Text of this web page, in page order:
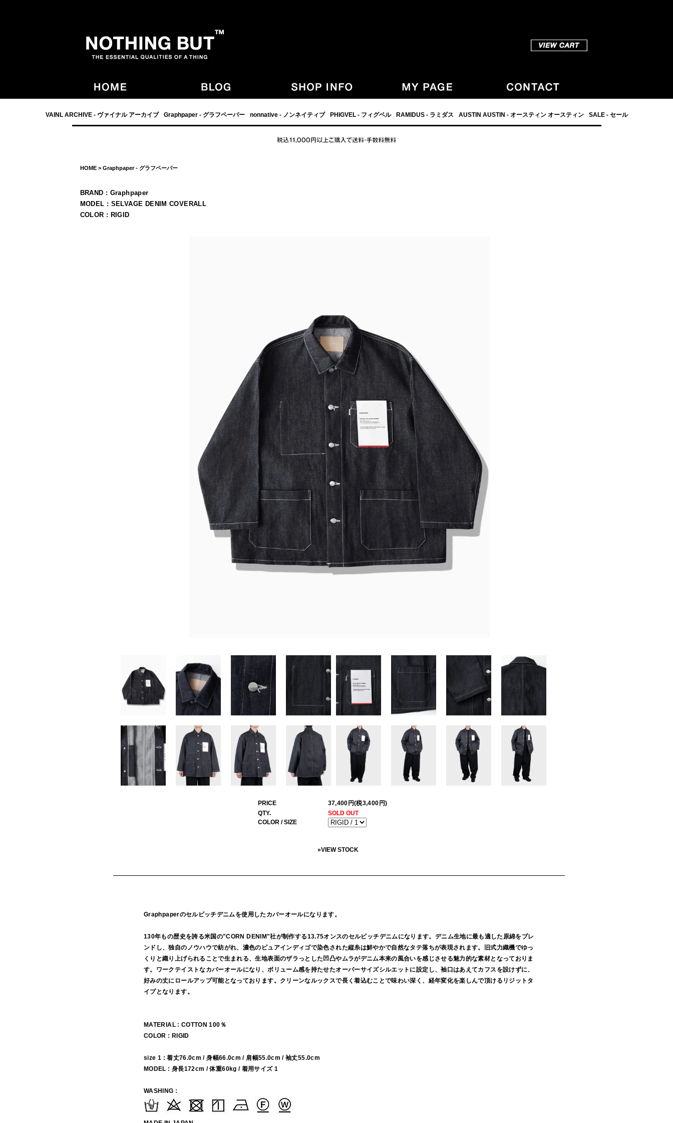
VAINL ARCHIVE - ヴァイナル アーカイブ Graphpaper - グラフペーパー nonnative - ノンネイティブ PHIGVEL - フィグベル RAMIDUS - ラミダス AUSTIN AUSTIN - オースティン オースティン SALE - セール
HOME> Graphpaper - グラフペーパー
BRAND : Graphpaper
MODEL : SELVAGE DENIM COVERALL
COLOR : RIGID
PRICE
37,400円(税3,400円)
QTY.
SOLD OUT
COLOR / SIZE
»VIEW STOCK
Graphpaperのセルビッチデニムを使用したカバーオールになります。
130年もの歴史を誇る米国の"CORN DENIM"社が制作する13.75オンスのセルビッチデニムになります。デニム生地に最も適した原綿をブレ
ンドし、独自のノウハウで紡がれ、濃色のピュアインディゴで染色された縦糸は鮮やかで自然なタテ落ちが表現されます。旧式力織機でゆっ
くりと織り上げられることで生まれる、生地表面のザラっとした凹凸やムラがデニム本来の風合いを感じさせる魅力的な素材となっておりま
す。ワークテイストなカバーオールになり、ボリューム感を持たせたオーバーサイズシルエットに設定し、袖口はあえてカフスを設けずに、
好みの丈にロールアップ可能となっております。クリーンなルックスで長く着込むことで味わい深く、経年変化を楽しんで頂けるリジットタ
イプとなります。
MATERIAL : COTTON 100％
COLOR : RIGID
size 1 : 着丈76.0cm / 身幅66.0cm / 肩幅55.0cm / 袖丈55.0cm
MODEL : 身長172cm / 体重60kg / 着用サイズ 1
WASHING :